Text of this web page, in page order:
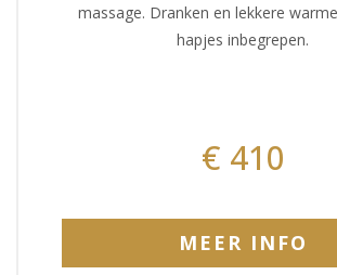
massage. Dranken en lekkere
hapjes inbegrepen.
€ 410
MEER INFO